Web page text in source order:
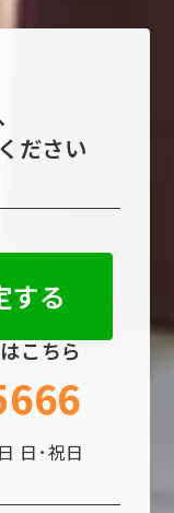
ださい
する
こちら
日･祝日